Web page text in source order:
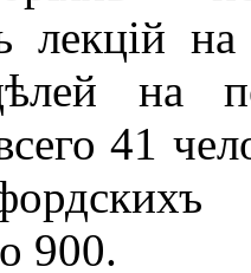
лекцій
на
41
900.